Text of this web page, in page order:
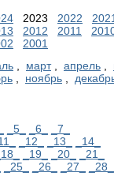
2023 2022
2012 2011
2001
, март, апрель ,
, ноябрь ,
_5_ _6_
_7_
_12_ _13_
_14_
_18_ _19_ _20_
_21_
_25_ _26_ _27_
_28_